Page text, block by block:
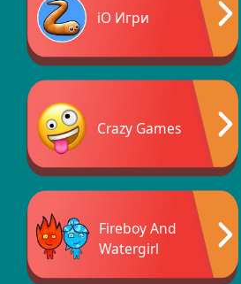
iO Игри
Crazy Games
Fireboy And
Watergirl